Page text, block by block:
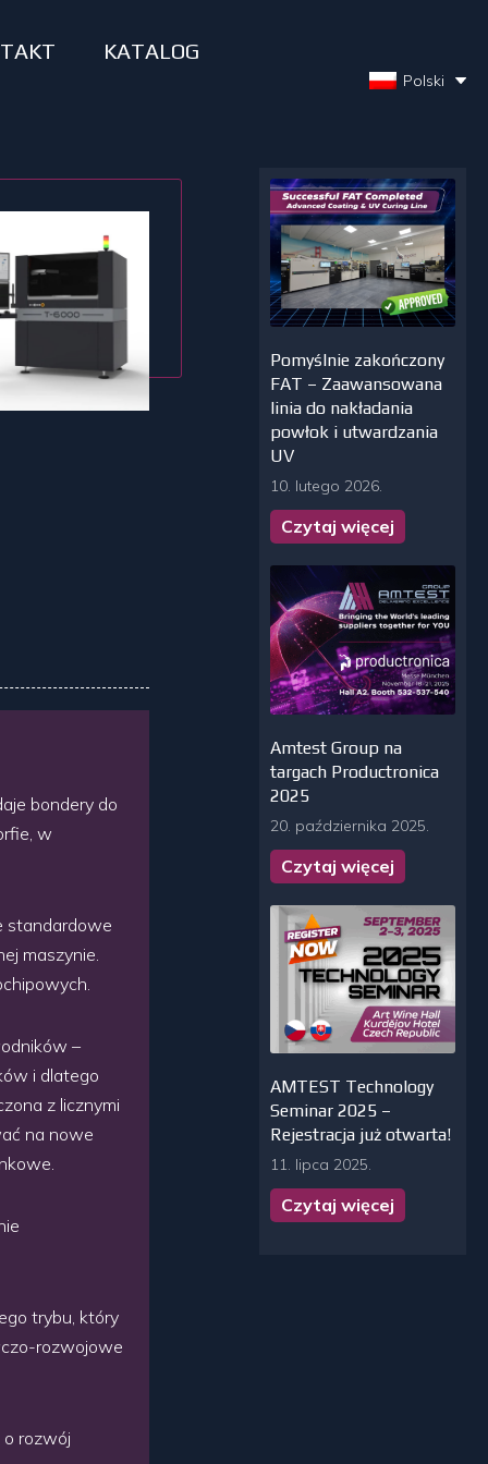
KATALOG
Polski
bondery do
w
standardowe
maszynie.
–
i dlatego
z licznymi
na nowe
trybu, który
rozwojowe
o rozwój
Pomyślnie zakończony
FAT – Zaawansowana
linia do nakładania
powłok i utwardzania
UV
10. lutego 2026.
Czytaj więcej
Amtest Group na
targach Productronica
2025
20. października 2025.
Czytaj więcej
AMTEST Technology
Seminar 2025 –
Rejestracja już otwarta!
11. lipca 2025.
Czytaj więcej